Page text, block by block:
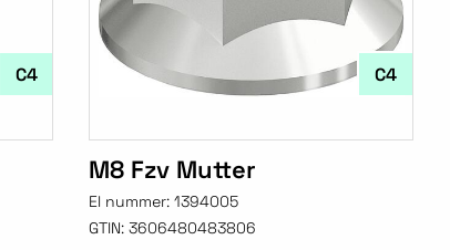
C4 C4
M8 Fzv Mutter
El nummer:1394005
GTIN: 3606480483806